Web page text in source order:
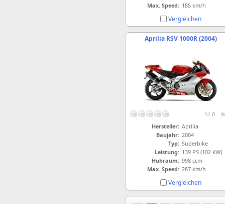
Max. Speed: 185 km/h
Vergleichen
Aprilia RSV 1000R (2004)
0
Hersteller: Aprilia
Baujahr: 2004
Typ: Superbike
Leistung: 139 PS (102 kW)
Hubraum: 998 ccm
Max. Speed: 287 km/h
Vergleichen